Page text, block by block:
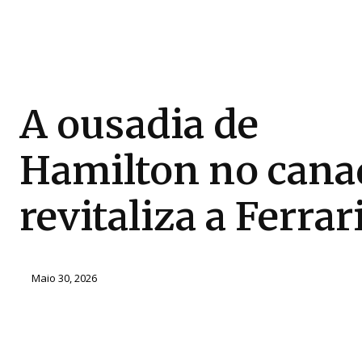
A ousadia de
Hamilton no
revitaliza a
Maio 30, 2026